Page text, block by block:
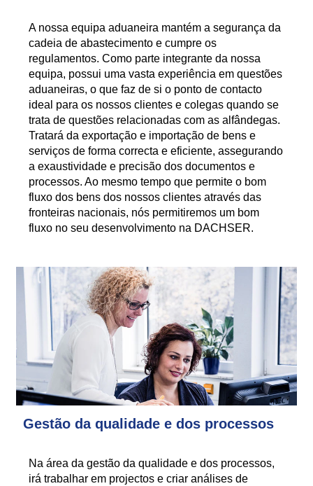
A nossa equipa aduaneira mantém a segurança da
cadeia de abastecimento e cumpre os
regulamentos. Como parte integrante da nossa
equipa, possui uma vasta experiência em questões
aduaneiras, o que faz de si o ponto de contacto
ideal para os nossos clientes e colegas quando se
trata de questões relacionadas com as alfândegas.
Tratará da exportação e importação de bens e
serviços de forma correcta e eficiente, assegurando
a exaustividade e precisão dos documentos e
processos. Ao mesmo tempo que permite o bom
fluxo dos bens dos nossos clientes através das
fronteiras nacionais, nós permitiremos um bom
fluxo no seu desenvolvimento na DACHSER.
Gestão da qualidade e dos processos
Na área da gestão da qualidade e dos processos,
irá trabalhar em projectos e criar análises de